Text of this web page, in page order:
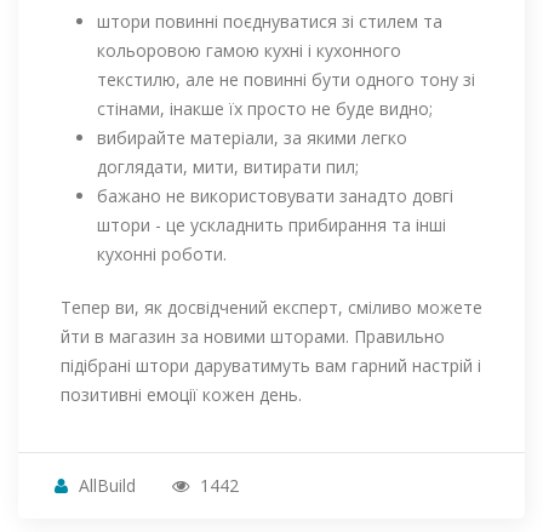
штори повинні поєднуватися зі стилем та
кольоровою гамою кухні і кухонного
текстилю, але не повинні бути одного тону зі
стінами, інакше їх просто не буде видно;
вибирайте матеріали, за якими легко
доглядати, мити, витирати пил;
бажано не використовувати занадто довгі
штори - це ускладнить прибирання та інші
кухонні роботи.
Тепер ви, як досвідчений експерт, сміливо можете
йти в магазин за новими шторами. Правильно
підібрані штори даруватимуть вам гарний настрій і
позитивні емоції кожен день.
AllBuild 1442